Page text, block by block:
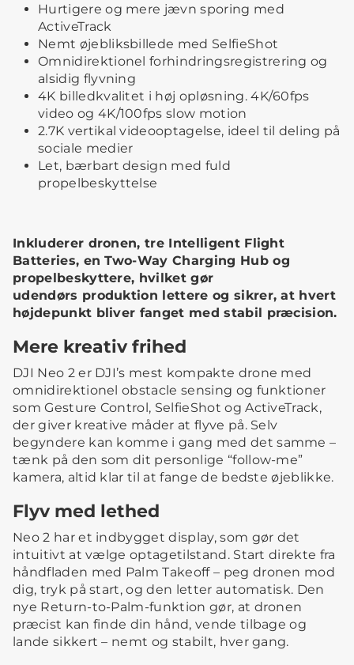
Hurtigere og mere jævn sporing med
ActiveTrack
Nemt øjebliksbillede med SelfieShot
Omnidirektionel forhindringsregistrering og
alsidig flyvning
4K billedkvalitet i høj opløsning. 4K/60fps
video og 4K/100fps slow motion
2.7K vertikal videooptagelse, ideel til deling på
sociale medier
Let, bærbart design med fuld
propelbeskyttelse
Inkluderer dronen, tre Intelligent Flight
Batteries, en Two-Way Charging Hub og
propelbeskyttere, hvilket gør
udendørs produktion lettere og sikrer, at hvert
højdepunkt bliver fanget med stabil præcision.
Mere kreativ frihed
DJI Neo 2 er DJI’s mest kompakte drone med
omnidirektionel obstacle sensing og funktioner
som Gesture Control, SelfieShot og ActiveTrack,
der giver kreative måder at flyve på. Selv
begyndere kan komme i gang med det samme –
tænk på den som dit personlige “follow-me”
kamera, altid klar til at fange de bedste øjeblikke.
Flyv med lethed
Neo 2 har et indbygget display, som gør det
intuitivt at vælge optagetilstand. Start direkte fra
håndfladen med Palm Takeoff – peg dronen mod
dig, tryk på start, og den letter automatisk. Den
nye Return-to-Palm-funktion gør, at dronen
præcist kan finde din hånd, vende tilbage og
lande sikkert – nemt og stabilt, hver gang.